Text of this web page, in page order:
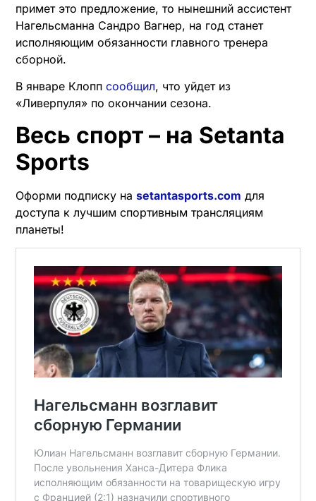
примет это предложение, то нынешний ассистент
Нагельсманна Сандро Вагнер, на год станет
исполняющим обязанности главного тренера
сборной.
В январе Клопп сообщил, что уйдет из
«Ливерпуля» по окончании сезона.
Весь спорт – на Setanta
Sports
Оформи подписку на setantasports.com для
доступа к лучшим спортивным трансляциям
планеты!